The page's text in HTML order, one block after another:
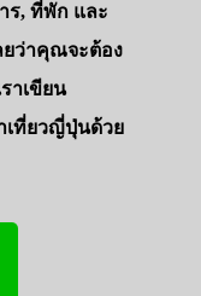
ร, ที่พัก และ
ยว่าคุณจะต้อง
าเขียน
เที่ยวญี่ปุ่นด้วย